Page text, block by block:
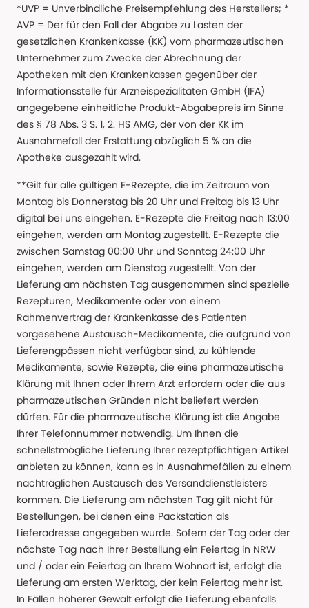
*UVP = Unverbindliche Preisempfehlung des Herstellers; *
AVP = Der für den Fall der Abgabe zu Lasten der
gesetzlichen Krankenkasse (KK) vom pharmazeutischen
Unternehmer zum Zwecke der Abrechnung der
Apotheken mit den Krankenkassen gegenüber der
Informationsstelle für Arzneispezialitäten GmbH (IFA)
angegebene einheitliche Produkt-Abgabepreis im Sinne
des § 78 Abs. 3 S. 1, 2. HS AMG, der von der KK im
Ausnahmefall der Erstattung abzüglich 5 % an die
Apotheke ausgezahlt wird.
**Gilt für alle gültigen E-Rezepte, die im Zeitraum von
Montag bis Donnerstag bis 20 Uhr und Freitag bis 13 Uhr
digital bei uns eingehen. E-Rezepte die Freitag nach 13:00
eingehen, werden am Montag zugestellt. E-Rezepte die
zwischen Samstag 00:00 Uhr und Sonntag 24:00 Uhr
eingehen, werden am Dienstag zugestellt. Von der
Lieferung am nächsten Tag ausgenommen sind spezielle
Rezepturen, Medikamente oder von einem
Rahmenvertrag der Krankenkasse des Patienten
vorgesehene Austausch-Medikamente, die aufgrund von
Lieferengpässen nicht verfügbar sind, zu kühlende
Medikamente, sowie Rezepte, die eine pharmazeutische
Klärung mit Ihnen oder Ihrem Arzt erfordern oder die aus
pharmazeutischen Gründen nicht beliefert werden
dürfen. Für die pharmazeutische Klärung ist die Angabe
Ihrer Telefonnummer notwendig. Um Ihnen die
schnellstmögliche Lieferung Ihrer rezeptpflichtigen Artikel
anbieten zu können, kann es in Ausnahmefällen zu einem
nachträglichen Austausch des Versanddienstleisters
kommen. Die Lieferung am nächsten Tag gilt nicht für
Bestellungen, bei denen eine Packstation als
Lieferadresse angegeben wurde. Sofern der Tag oder der
nächste Tag nach Ihrer Bestellung ein Feiertag in NRW
und / oder ein Feiertag an Ihrem Wohnort ist, erfolgt die
Lieferung am ersten Werktag, der kein Feiertag mehr ist.
In Fällen höherer Gewalt erfolgt die Lieferung ebenfalls